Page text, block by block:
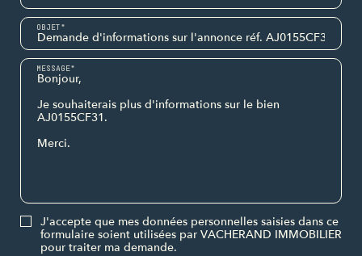
OBJET*
MESSAGE*
J'accepte que mes données personnelles saisies dans ce
formulaire soient utilisées par VACHERAND IMMOBILIER
pour traiter ma demande.